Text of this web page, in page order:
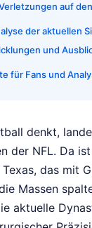
auf
der aktuellen
und
für Fans und
denkt,
der NFL. Da
Texas, das mit
Massen
aktuelle